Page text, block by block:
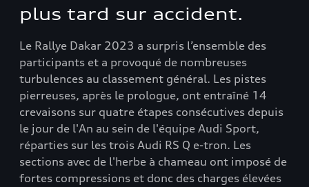
plus tard sur accident.
Le Rallye Dakar 2023 a surpris l’ensemble des
participants et a provoqué de nombreuses
turbulences au classement général. Les pistes
pierreuses, après le prologue, ont entraîné 14
crevaisons sur quatre étapes consécutives depuis
le jour de l'An au sein de l'équipe Audi Sport,
réparties sur les trois Audi RS Q e-tron. Les
sections avec de l'herbe à chameau ont imposé de
fortes compressions et donc des charges élevées